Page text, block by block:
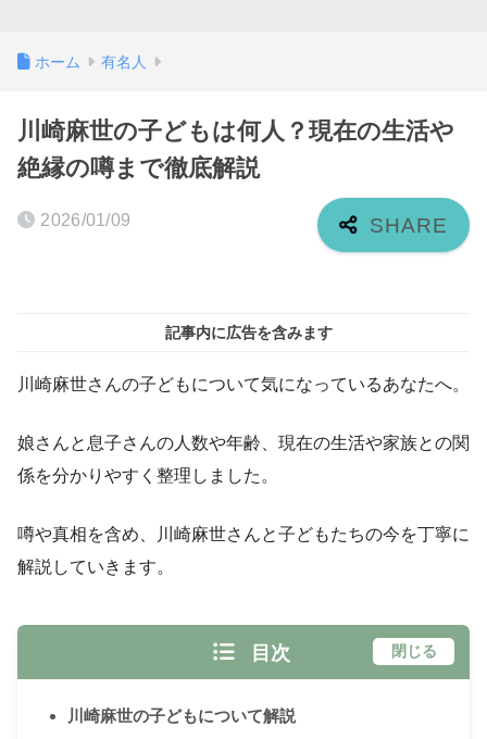
ホーム 有名人
川崎麻世の子どもは何人？現在の生活や
絶縁の噂まで徹底解説
2026/01/09
記事内に広告を含みます
川崎麻世さんの子どもについて気になっているあなたへ。
娘さんと息子さんの人数や年齢、現在の生活や家族との関
係を分かりやすく整理しました。
噂や真相を含め、川崎麻世さんと子どもたちの今を丁寧に
解説していきます。
目次 閉じる
川崎麻世の子どもについて解説